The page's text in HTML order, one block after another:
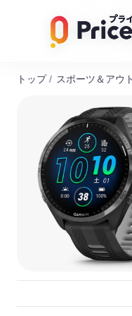
トップ / スポーツ＆アウ